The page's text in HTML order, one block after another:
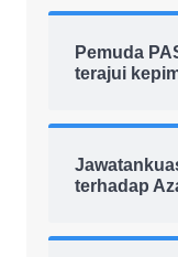
Pemuda
terajui
terhadap